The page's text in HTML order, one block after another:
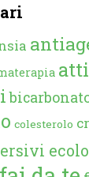
colesterolo